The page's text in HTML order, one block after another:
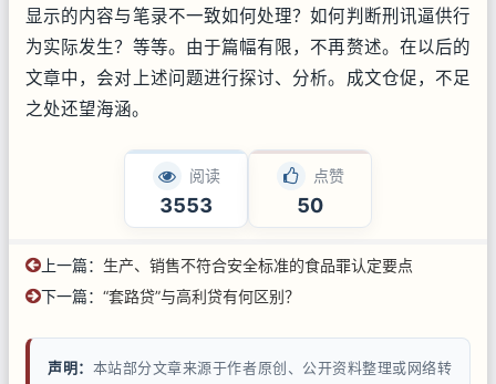
显示的内容与笔录不一致如何处理？如何判断刑讯逼供行
为实际发生？等等。由于篇幅有限，不再赘述。在以后的
文章中，会对上述问题进行探讨、分析。成文仓促，不足
之处还望海涵。
阅读
3553
点赞
50
上一篇： 生产、销售不符合安全标准的食品罪认定要点
下一篇： “套路贷”与高利贷有何区别？
声明： 本站部分文章来源于作者原创、公开资料整理或网络转